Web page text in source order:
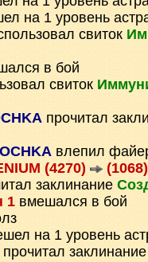
на 1 уровень
свиток
в бой
свиток
прочитал
влепил
(4270)
(1068)
заклинание
1 вмешался в бой
на 1 уровень
прочитал